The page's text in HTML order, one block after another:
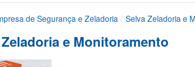
de Segurança e Zeladoria Selva Zeladoria e
e Monitoramento